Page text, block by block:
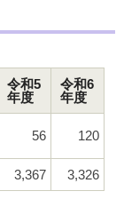
令和5
年度
令和6
年度
56 120
3,367 3,326